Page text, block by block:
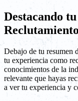
Destacando
Reclutamiento
Debajo de tu resumen
tu experiencia como
conocimientos de la
relevante que hayas
a ver tu experiencia y